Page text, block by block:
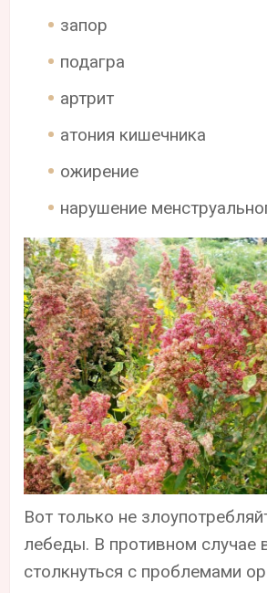
запор
подагра
артрит
атония кишечника
ожирение
нарушение
Вот только не
лебеды. В противном случае
столкнуться с проблемами